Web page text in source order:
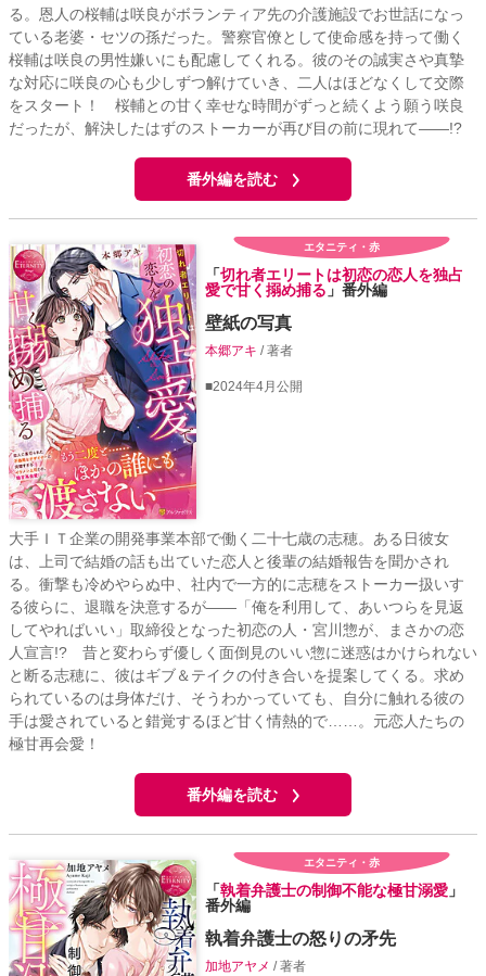
る。恩人の桜輔は咲良がボランティア先の介護施設でお世話になっ
ている老婆・セツの孫だった。警察官僚として使命感を持って働く
桜輔は咲良の男性嫌いにも配慮してくれる。彼のその誠実さや真摯
な対応に咲良の心も少しずつ解けていき、二人はほどなくして交際
をスタート！ 桜輔との甘く幸せな時間がずっと続くよう願う咲良
だったが、解決したはずのストーカーが再び目の前に現れて――!?
番外編を読む
エタニティ・赤
「切れ者エリートは初恋の恋人を独占
愛で甘く搦め捕る 」番外編
壁紙の写真
本郷アキ/ 著者
■2024年4月公開
大手ＩＴ企業の開発事業本部で働く二十七歳の志穂。ある日彼女
は、上司で結婚の話も出ていた恋人と後輩の結婚報告を聞かされ
る。衝撃も冷めやらぬ中、社内で一方的に志穂をストーカー扱いす
る彼らに、退職を決意するが――「俺を利用して、あいつらを見返
してやればいい」取締役となった初恋の人・宮川惣が、まさかの恋
人宣言!? 昔と変わらず優しく面倒見のいい惣に迷惑はかけられない
と断る志穂に、彼はギブ＆テイクの付き合いを提案してくる。求め
られているのは身体だけ、そうわかっていても、自分に触れる彼の
手は愛されていると錯覚するほど甘く情熱的で……。元恋人たちの
極甘再会愛！
番外編を読む
エタニティ・赤
「執着弁護士の制御不能な極甘溺愛 」
番外編
執着弁護士の怒りの矛先
加地アヤメ/ 著者